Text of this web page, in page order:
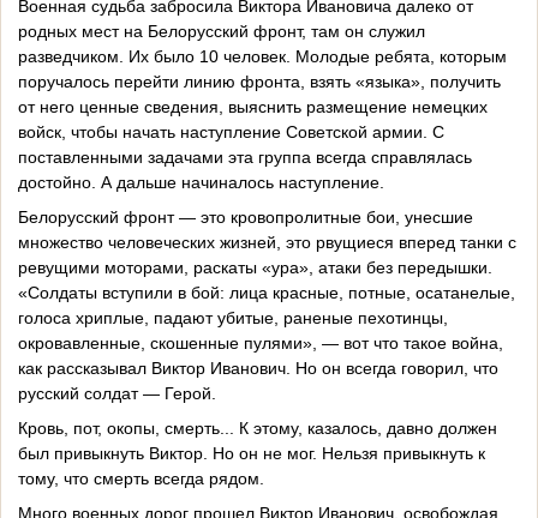
Военная судьба забросила Виктора Ивановича далеко от
родных мест на Белорусский фронт, там он служил
разведчиком. Их было 10 человек. Молодые ребята, которым
поручалось перейти линию фронта, взять «языка», получить
от него ценные сведения, выяснить размещение немецких
войск, чтобы начать наступление Советской армии. С
поставленными задачами эта группа всегда справлялась
достойно. А дальше начиналось наступление.
Белорусский фронт — это кровопролитные бои, унесшие
множество человеческих жизней, это рвущиеся вперед танки с
ревущими моторами, раскаты «ура», атаки без передышки.
«Солдаты вступили в бой: лица красные, потные, осатанелые,
голоса хриплые, падают убитые, раненые пехотинцы,
окровавленные, скошенные пулями», — вот что такое война,
как рассказывал Виктор Иванович. Но он всегда говорил, что
русский солдат — Герой.
Кровь, пот, окопы, смерть... К этому, казалось, давно должен
был привыкнуть Виктор. Но он не мог. Нельзя привыкнуть к
тому, что смерть всегда рядом.
Много военных дорог прошел Виктор Иванович, освобождая